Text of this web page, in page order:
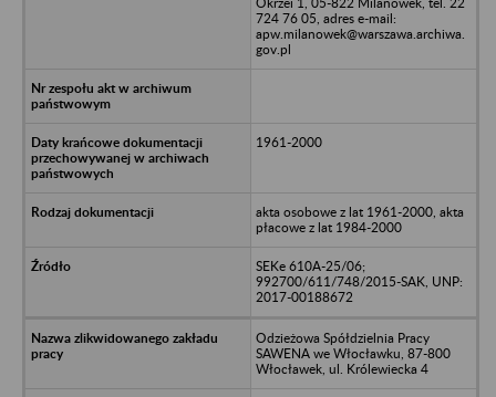
724 76 05, adres e-mail:
apw.milanowek@warszawa.archiwa.
gov.pl
1961-2000
akta osobowe z lat 1961-2000, akta
płacowe z lat 1984-2000
SEKe 610A-25/06;
992700/611/748/2015-SAK, UNP:
2017-00188672
Odzieżowa Spółdzielnia Pracy
SAWENA we Włocławku, 87-800
Włocławek, ul. Królewiecka 4